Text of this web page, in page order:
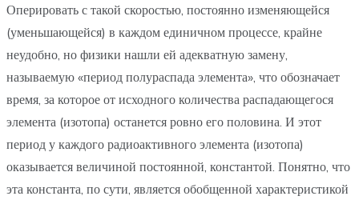
Оперировать с такой скоростью, постоянно изменяющейся
(уменьшающейся) в каждом единичном процессе, крайне
неудобно, но физики нашли ей адекватную замену,
называемую «период полураспада элемента», что обозначает
время, за которое от исходного количества распадающегося
элемента (изотопа) останется ровно его половина. И этот
период у каждого радиоактивного элемента (изотопа)
оказывается величиной постоянной, константой. Понятно, что
эта константа, по сути, является обобщенной характеристикой